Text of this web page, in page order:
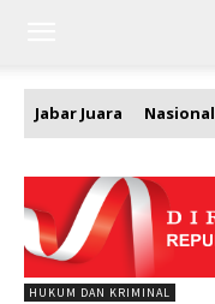
Jabar Juara Nasional
HUKUM DAN KRIMINAL